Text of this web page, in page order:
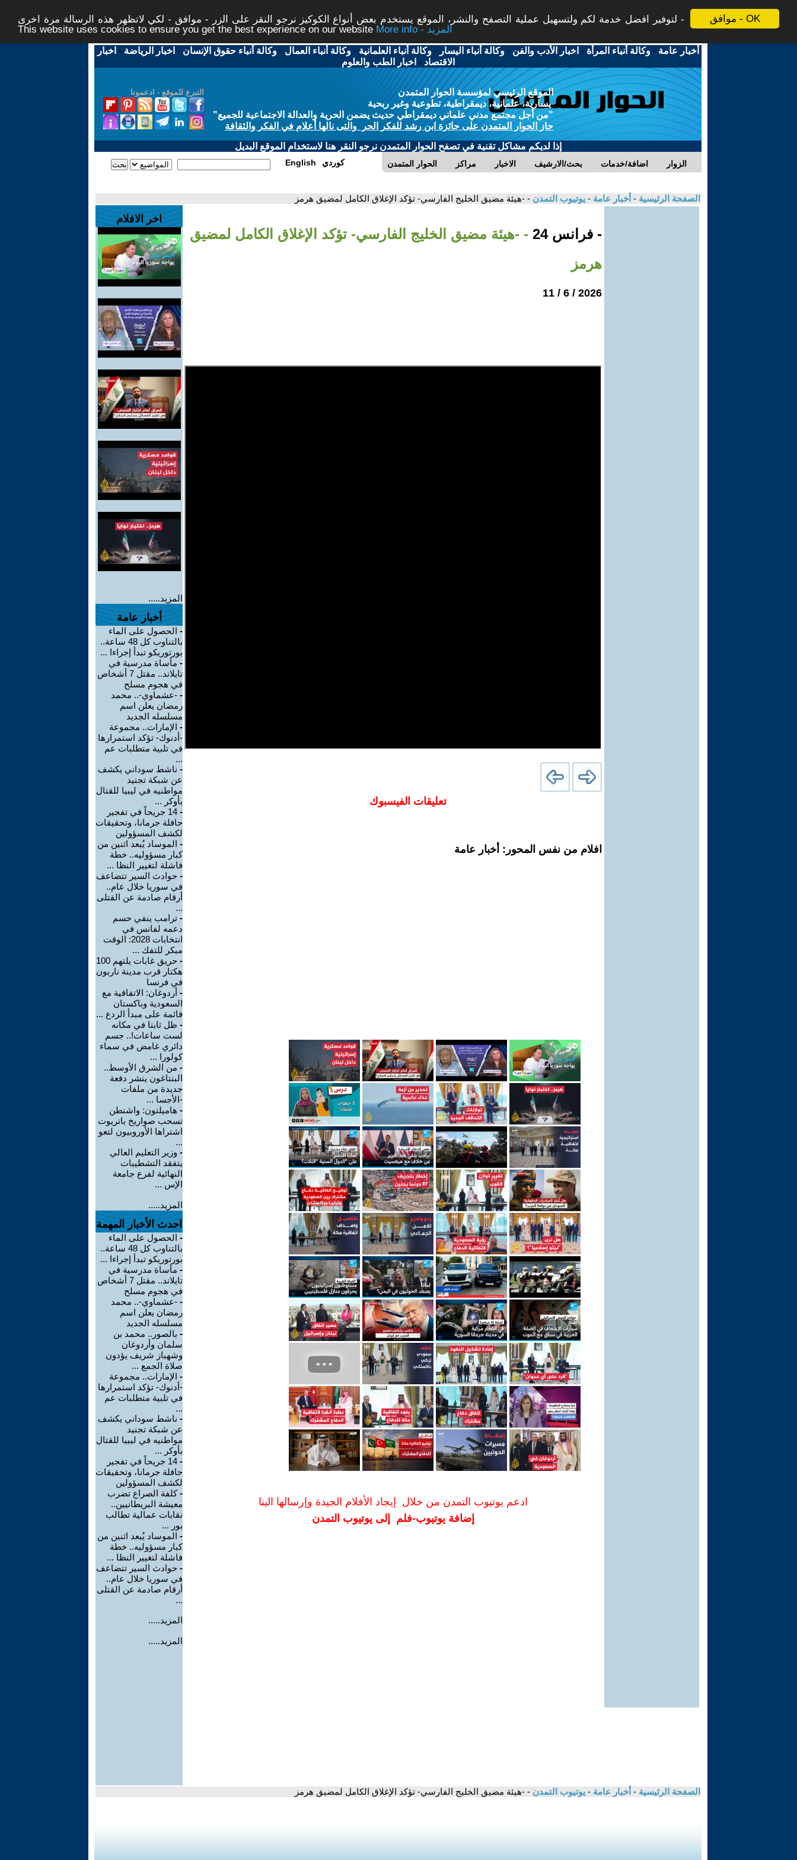
موافق - OK
لتوفير افضل خدمة لكم ولتسهيل عملية التصفح والنشر، الموقع يستخدم بعض أنواع الكوكيز نرجو النقر على الزر - موافق - لكي لاتظهر هذه الرسالة مرة اخرى -
This website uses cookies to ensure you get the best experience on our website
More info - المزيد
أخبار عامة -وكالة أنباء المرأة - اخبار الأدب والفن -وكالة أنباء اليسار -وكالة أنباء العلمانية -وكالة أنباء العمال -وكالة أنباء حقوق الإنسان - اخبار الرياضة - اخبار
الاقتصاد - اخبار الطب والعلوم
التبرع للموقع - ادعمونا
الموقع الرئيسي لمؤسسة الحوار المتمدن
يسارية، علمانية، ديمقراطية، تطوعية وغير ربحية
"من أجل مجتمع مدني علماني ديمقراطي حديث يضمن الحرية والعدالة الاجتماعية للجميع"
حاز الحوار المتمدن على جائزة ابن رشد للفكر الحر والتى نالها أعلام في الفكر والثقافة
إذا لديكم مشاكل تقنية في تصفح الحوار المتمدن نرجو النقر هنا لاستخدام الموقع البديل
الحوار المتمدن مراكز الاخبار بحث/الارشيف اضافة/خدمات الزوار English كوردي
الصفحة الرئيسية - أخبار عامة - يوتيوب التمدن - -هيئة مضيق الخليج الفارسي- تؤكد الإغلاق الكامل لمضيق هرمز
- فرانس 24
- -هيئة مضيق الخليج الفارسي- تؤكد الإغلاق الكامل لمضيق
هرمز
2026 / 6 / 11
تعليقات الفيسبوك
افلام من نفس المحور: أخبار عامة
ادعم يوتيوب التمدن من خلال إيجاد الأفلام الجيدة وإرسالها الينا
إضافة يوتيوب-فلم إلى يوتيوب التمدن
اخر الافلام
المزيد.....
أخبار عامة
- الحصول على الماء
بالتناوب كل 48 ساعة..
بورتوريكو تبدأ إجراءا ...
- مأساة مدرسية في
تايلاند.. مقتل 7 أشخاص
في هجوم مسلح
- -عشماوي-.. محمد
رمضان يعلن اسم
مسلسله الجديد
- الإمارات.. مجموعة
-أدنوك- تؤكد استمرارها
في تلبية متطلبات عم
...
- ناشط سوداني يكشف
عن شبكة تجنيد
مواطنيه في ليبيا للقتال
بأوكر ...
-
14 جريحاً في تفجير
حافلة جرمانا، وتحقيقات
لكشف المسؤولين
- الموساد يُبعد اثنين من
كبار مسؤوليه.. خطة
فاشلة لتغيير النظا ...
- حوادث السير تتضاعف
في سوريا خلال عام..
أرقام صادمة عن القتلى
...
- ترامب ينفي حسم
دعمه لفانس في
انتخابات 2028: الوقت
مبكر للتفك ...
-
حريق غابات يلتهم 100
هكتار قرب مدينة ناربون
في فرنسا
- أردوغان: الاتفاقية مع
السعودية وباكستان
قائمة على مبدأ الردع ...
- ظل ثابتا في مكانه
لست ساعات!.. جسم
دائري غامض في سماء
كولورا ...
- من الشرق الأوسط..
البنتاغون ينشر دفعة
جديدة من ملفات
-الأجسا ...
- هاميلتون: واشنطن
تسحب صواريخ باتريوت
اشتراها الأوروبيون لتعو
...
- وزير التعليم العالي
يتفقد التشطيبات
النهائية لفرع جامعة
الإس ...
المزيد.....
احدث الأخبار المهمة
- الحصول على الماء
بالتناوب كل 48 ساعة..
بورتوريكو تبدأ إجراءا ...
- مأساة مدرسية في
تايلاند.. مقتل 7 أشخاص
في هجوم مسلح
- -عشماوي-.. محمد
رمضان يعلن اسم
مسلسله الجديد
- بالصور.. محمد بن
سلمان وأردوغان
وشهباز شريف يؤدون
صلاة الجمع ...
- الإمارات.. مجموعة
-أدنوك- تؤكد استمرارها
في تلبية متطلبات عم
...
- ناشط سوداني يكشف
عن شبكة تجنيد
مواطنيه في ليبيا للقتال
بأوكر ...
-
14 جريحاً في تفجير
حافلة جرمانا، وتحقيقات
لكشف المسؤولين
-كلفة الصراع تضرب
معيشة البريطانيين..
نقابات عمالية تطالب
بور ...
- الموساد يُبعد اثنين من
كبار مسؤوليه.. خطة
فاشلة لتغيير النظا ...
- حوادث السير تتضاعف
في سوريا خلال عام..
أرقام صادمة عن القتلى
...
المزيد.....
المزيد.....
الصفحة الرئيسية - أخبار عامة - يوتيوب التمدن - -هيئة مضيق الخليج الفارسي- تؤكد الإغلاق الكامل لمضيق هرمز